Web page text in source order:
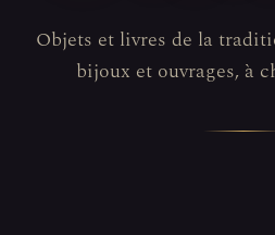
Objets et livres de la
bijoux et ouvrages, à